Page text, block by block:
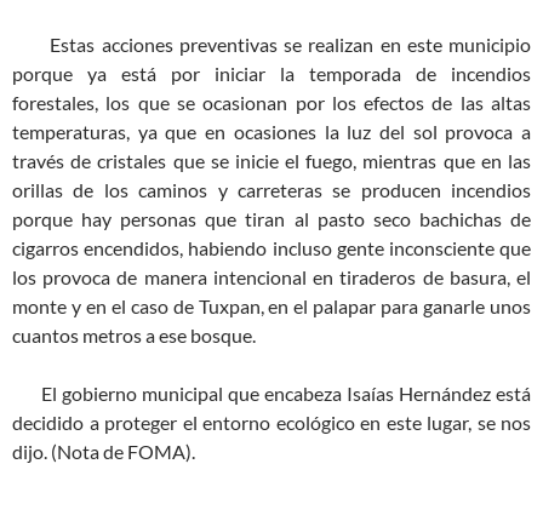
Estas acciones preventivas se realizan en este municipio
porque ya está por iniciar la temporada de incendios
forestales, los que se ocasionan por los efectos de las altas
temperaturas, ya que en ocasiones la luz del sol provoca a
través de cristales que se inicie el fuego, mientras que en las
orillas de los caminos y carreteras se producen incendios
porque hay personas que tiran al pasto seco bachichas de
cigarros encendidos, habiendo incluso gente inconsciente que
los provoca de manera intencional en tiraderos de basura, el
monte y en el caso de Tuxpan, en el palapar para ganarle unos
cuantos metros a ese bosque.
El gobierno municipal que encabeza Isaías Hernández está
decidido a proteger el entorno ecológico en este lugar, se nos
dijo. (Nota de FOMA).